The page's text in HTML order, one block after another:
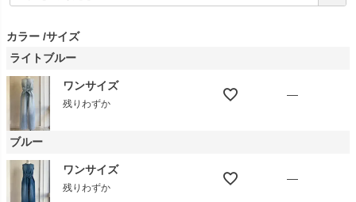
必
カラー サイズ
ライトブルー
ワンサイズ
残りわずか
—
ブルー
ワンサイズ
残りわずか
—